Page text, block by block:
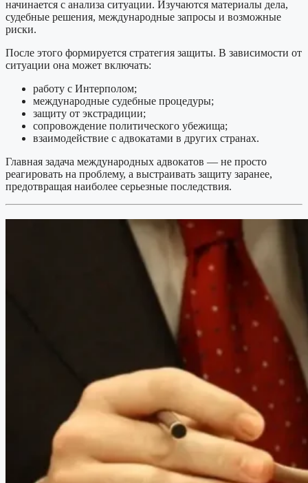
начинается с анализа ситуации. Изучаются материалы дела,
судебные решения, международные запросы и возможные
риски.
После этого формируется стратегия защиты. В зависимости от
ситуации она может включать:
работу с Интерполом;
международные судебные процедуры;
защиту от экстрадиции;
сопровождение политического убежища;
взаимодействие с адвокатами в других странах.
Главная задача международных адвокатов — не просто
реагировать на проблему, а выстраивать защиту заранее,
предотвращая наиболее серьезные последствия.